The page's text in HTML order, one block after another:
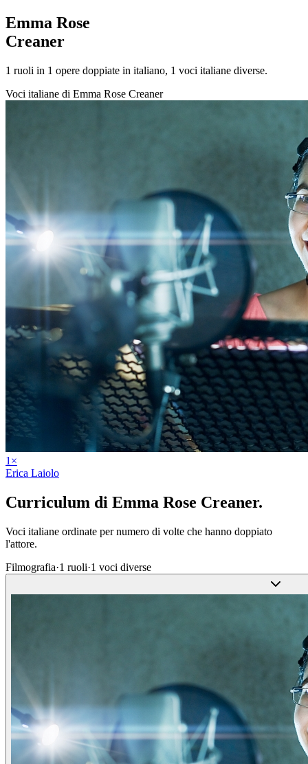
Emma Rose
Creaner
1 ruoli in 1 opere doppiate in italiano, 1 voci italiane diverse.
Voci italiane di Emma Rose Creaner
1 ×
Erica Laiolo
Curriculum di Emma Rose Creaner.
Voci italiane ordinate per numero di volte che hanno doppiato
l'attore.
Filmografia·1 ruoli·1 voci diverse